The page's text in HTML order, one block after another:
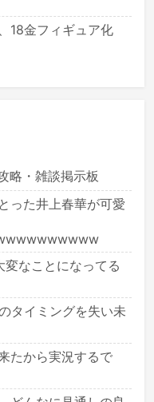
18金フィギュア化
略・雑談掲示板
った井上春華が可愛
変なことになってる
タイミングを失い未
たから実況するで